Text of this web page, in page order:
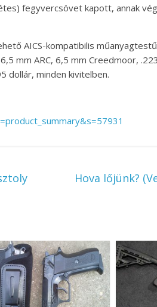
fegyvercsövet kapott, annak
AICS-kompatibilis
mm ARC, 6,5 mm Creedmoor,
dollár, minden kivitelben.
Hova lőjünk?